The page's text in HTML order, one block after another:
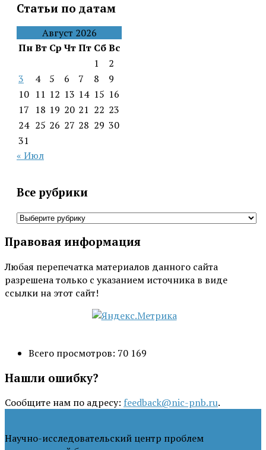
Статьи по датам
Август 2026
ПнВт Ср ЧтПт СбВс
1
2
3
4 5 6 7 8
9
10 11 12 13 14 15 16
17 18 19 20 21 22 23
24 25 26 27 28 29 30
31
« Июл
Все рубрики
Все
Правовая информация
Любая перепечатка материалов данного сайта
разрешена только с указанием источника в виде
ссылки на этот сайт!
Всего просмотров: 70 169
Нашли ошибку?
Сообщите нам по адресу: feedback@nic-pnb.ru.
Научно-исследовательский центр проблем